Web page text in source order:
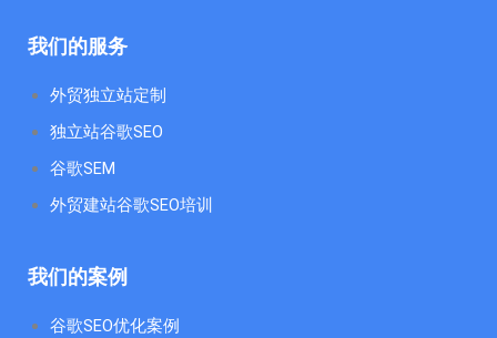
我们的服务
外贸独立站定制
独立站谷歌SEO
谷歌SEM
外贸建站谷歌SEO培训
我们的案例
谷歌SEO优化案例